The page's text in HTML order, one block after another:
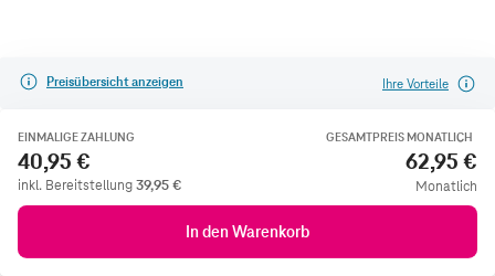
Preisübersicht anzeigen Ihre Vorteile
EINMALIGE ZAHLUNG
40,95 €
inkl. Bereitstellung39,95€
GESAMTPREIS MONATLICH
62,95 €
Monatlich
In den Warenkorb